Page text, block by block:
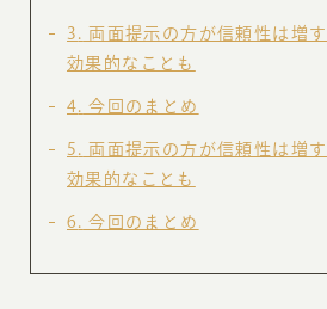
3
両面提示の方が信頼性は増
効果的なことも
4 今回のまとめ
5
両面提示の方が信頼性は増
効果的なことも
6 今回のまとめ